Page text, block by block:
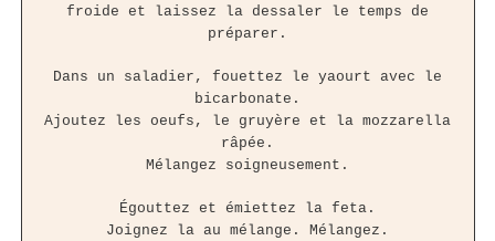
froide et laissez la dessaler le temps de
préparer.
Dans un saladier, fouettez le yaourt avec le
bicarbonate.
Ajoutez les oeufs, le gruyère et la mozzarella
râpée.
Mélangez soigneusement.
Égouttez et émiettez la feta.
Joignez la au mélange. Mélangez.